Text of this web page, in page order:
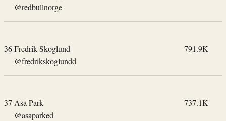
@redbullnorge
36Fredrik Skoglund
@fredrikskoglundd
791.9K
37 Asa Park
@asaparked
737.1K